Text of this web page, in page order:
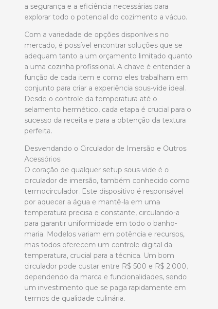
a segurança e a eficiência necessárias para
explorar todo o potencial do cozimento a vácuo.
Com a variedade de opções disponíveis no
mercado, é possível encontrar soluções que se
adequam tanto a um orçamento limitado quanto
a uma cozinha profissional. A chave é entender a
função de cada item e como eles trabalham em
conjunto para criar a experiência sous-vide ideal.
Desde o controle da temperatura até o
selamento hermético, cada etapa é crucial para o
sucesso da receita e para a obtenção da textura
perfeita.
Desvendando o Circulador de Imersão e Outros
Acessórios
O coração de qualquer setup sous-vide é o
circulador de imersão, também conhecido como
termocirculador. Este dispositivo é responsável
por aquecer a água e mantê-la em uma
temperatura precisa e constante, circulando-a
para garantir uniformidade em todo o banho-
maria. Modelos variam em potência e recursos,
mas todos oferecem um controle digital da
temperatura, crucial para a técnica. Um bom
circulador pode custar entre R$ 500 e R$ 2.000,
dependendo da marca e funcionalidades, sendo
um investimento que se paga rapidamente em
termos de qualidade culinária.